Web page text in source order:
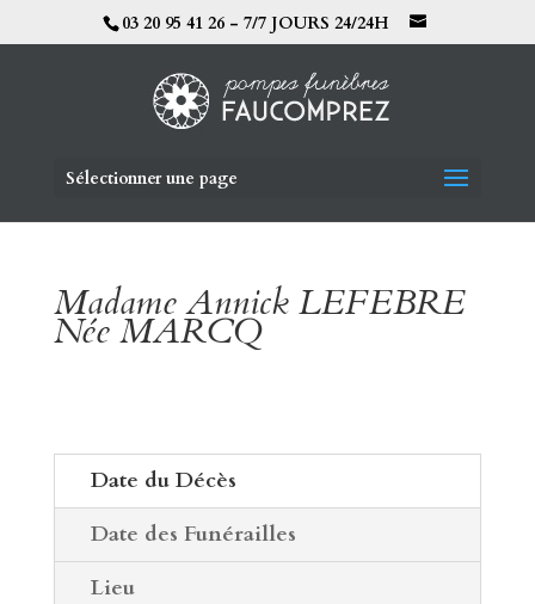
03 20 95 41 26 - 7/7 JOURS 24/24H
Sélectionner une page
Madame Annick LEFEBRE
Née MARCQ
Date du Décès
Date des Funérailles
Lieu